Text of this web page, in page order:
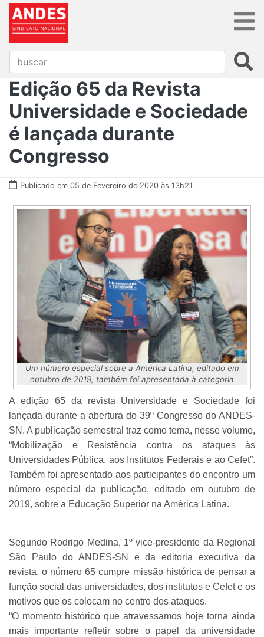
Edição 65 da Revista
Universidade e Sociedade
é lançada durante
Congresso
Publicado em 05 de Fevereiro de 2020 às 13h21.
Um número especial sobre a América Latina, editado em
outubro de 2019, também foi apresentada à categoria
A edição 65 da revista Universidade e Sociedade foi
lançada durante a abertura do 39º Congresso do ANDES-
SN. A publicação semestral traz como tema, nesse volume,
“Mobilização e Resistência contra os ataques às
Universidades Pública, aos Institutos Federais e ao Cefet”.
Também foi apresentado aos participantes do encontro um
número especial da publicação, editado em outubro de
2019, sobre a Educação Superior na América Latina.
Segundo Rodrigo Medina, 1º vice-presidente da Regional
São Paulo do ANDES-SN e da editoria executiva da
revista, o número 65 cumpre missão histórica de pensar a
função social das universidades, dos institutos e Cefet e os
motivos que os colocam no centro dos ataques.
“O momento histórico que atravessamos hoje torna ainda
mais importante refletir sobre o papel da universidade